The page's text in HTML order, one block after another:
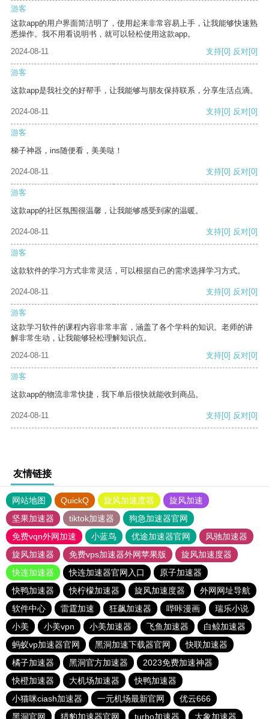
游客
这款app的用户界面简洁明了，使用起来非常容易上手，让我能够快速熟
悉操作。我不用看说明书，就可以轻松使用这款app。
2024-08-11
支持[0] 反对[0]
游客
这款app是我社交的好帮手，让我能够与朋友保持联系，分享生活点滴。
2024-08-11 支持[0] 反对[0]
游客
梯子神器，ins随便看，美美哒！
2024-08-11 支持[0] 反对[0]
游客
这款app的社区氛围很温馨，让我能够感受到家的温暖。
2024-08-11 支持[0] 反对[0]
游客
这款软件的学习方式非常灵活，可以根据自己的需求选择学习方式。
2024-08-11 支持[0] 反对[0]
游客
这款学习软件的课程内容非常丰富，涵盖了各个学科的知识。老师的讲
解非常生动，让我能够轻松理解知识点。
2024-08-11
支持[0] 反对[0]
游客
这款app的物流非常快捷，我下单后很快就能收到商品。
2024-08-11 支持[0] 反对[0]
友情链接
网站地图 QuickQ 旋风加速度器
旋风加速
坚果加速器
tiktok加速器
狗急加速器官网
免费vqn外网加速
小蓝鸟 优途加速器官网
风驰加速器
旋风加速器
免费vps加速器外网苹果版
旋风加速度器
快连加速器
快连加速器官网入口
原子加速器
快鸭加速器
快柠檬加速器 旋风加速度器
外网网址导航
软件中心
雷霆加速 狂飙加速器 哔咔漫画
瑞乐小说
小美
小美vpn 小美加速器 飞鱼加速器
白鲸加速器
蚂蚁vp加速器官网
黑洞加速下载器官网
快联加速器
橘子加速器
黑洞官方加速器
2023免费加速神器
快橙加速器
大机场加速器
快鸭加速器
小猫咪ciash加速器
一元机场最新官网
优云666
黑洞官网
猎豹加速器官网 turbo加速器 大象加速器